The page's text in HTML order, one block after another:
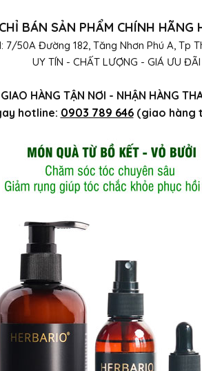
BÁN SẢN PHẨM CHÍNH HÃNG
7/50A Đường 182, Tăng Nhơn Phú A, Tp
UY TÍN - CHẤT LƯỢNG - GIÁ ƯU ĐÃI
HÀNG TẬN NƠI - NHẬN HÀNG
hotline: 0903 789 646(giao hàng